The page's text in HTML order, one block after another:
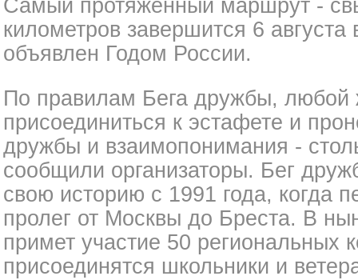
Самый протяженный маршрут -
километров завершится 6 августа
объявлен Годом России.
По правилам Бега дружбы,
присоединиться к эстафете и
дружбы и взаимопонимания -
сообщили организаторы. Бег
свою историю с 1991 года, когда
пролег от Москвы до Бреста. В
примет участие 50 региональных
присоединятся школьники и